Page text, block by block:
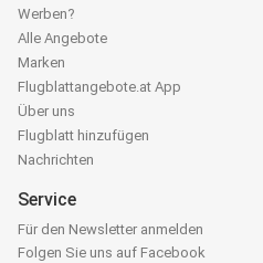
Werben?
Alle Angebote
Marken
Flugblattangebote.at App
Über uns
Flugblatt hinzufügen
Nachrichten
Service
Für den Newsletter anmelden
Folgen Sie uns auf Facebook